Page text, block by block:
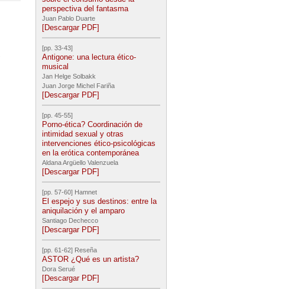
perspectiva del fantasma
Juan Pablo Duarte
[Descargar PDF]
[pp. 33-43]
Antigone: una lectura ético-
musical
Jan Helge Solbakk
Juan Jorge Michel Fariña
[Descargar PDF]
[pp. 45-55]
Porno-ética? Coordinación de
intimidad sexual y otras
intervenciones ético-psicológicas
en la erótica contemporánea
Aldana Argüello Valenzuela
[Descargar PDF]
[pp. 57-60] Hamnet
El espejo y sus destinos: entre la
aniquilación y el amparo
Santiago Dechecco
[Descargar PDF]
[pp. 61-62] Reseña
ASTOR ¿Qué es un artista?
Dora Serué
[Descargar PDF]